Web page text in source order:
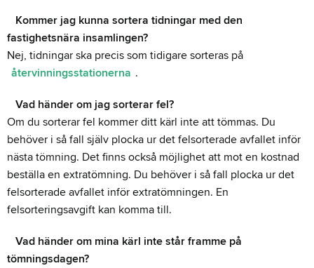
Kommer jag kunna sortera tidningar med den
fastighetsnära insamlingen?
Nej, tidningar ska precis som tidigare sorteras på
återvinningsstationerna .
Vad händer om jag sorterar fel?
Om du sorterar fel kommer ditt kärl inte att tömmas. Du
behöver i så fall själv plocka ur det felsorterade avfallet inför
nästa tömning. Det finns också möjlighet att mot en kostnad
beställa en extratömning. Du behöver i så fall plocka ur det
felsorterade avfallet inför extratömningen. En
felsorteringsavgift kan komma till.
Vad händer om mina kärl inte står framme på
tömningsdagen?